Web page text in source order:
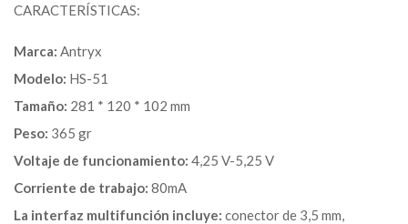
CARACTERÍSTICAS:
Marca: Antryx
Modelo: HS-51
Tamaño: 281 * 120 * 102 mm
Peso: 365 gr
Voltaje de funcionamiento: 4,25 V-5,25 V
Corriente de trabajo: 80mA
La interfaz multifunción incluye: conector de 3,5 mm,